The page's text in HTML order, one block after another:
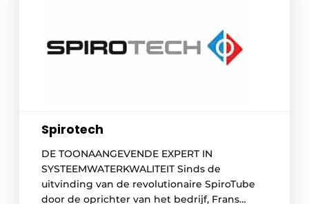
Spirotech
DE TOONAANGEVENDE EXPERT IN
SYSTEEMWATERKWALITEIT Sinds de
uitvinding van de revolutionaire SpiroTube
door de oprichter van het bedrijf, Frans